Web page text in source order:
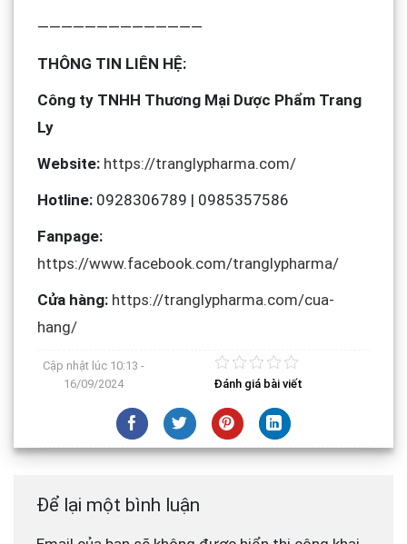
——————————————
THÔNG TIN LIÊN HỆ:
Công ty TNHH Thương Mại Dược Phẩm Trang
Ly
Website: https://tranglypharma.com/
Hotline:0928306789 | 0985357586
Fanpage:
https://www.facebook.com/tranglypharma/
Cửa hàng: https://tranglypharma.com/cua-
hang/
Cập nhật lúc 10:13 -
16/09/2024
Đánh giá bài viết
Để lại một bình luận